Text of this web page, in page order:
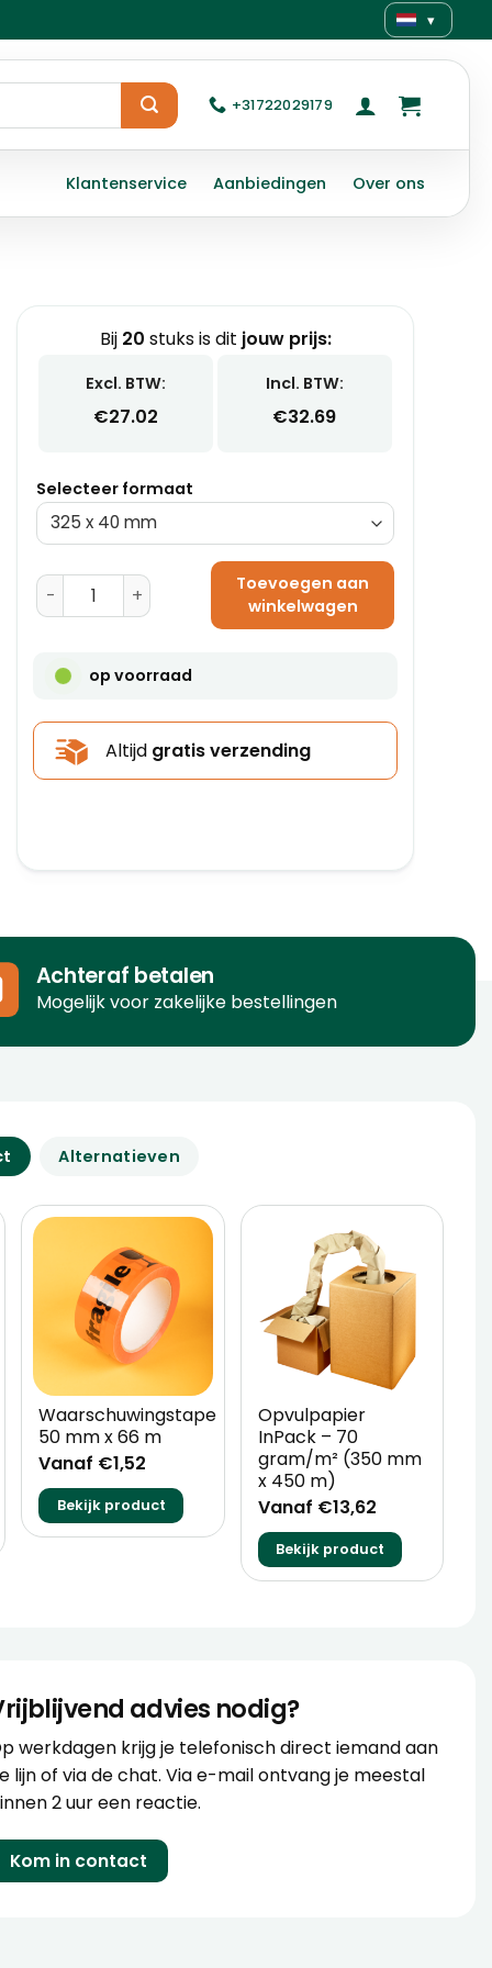
▾
+31722029179
Klantenservice Aanbiedingen Over ons
Bij 20 stuks is dit jouw prijs:
Excl. BTW:
€27.02
Incl. BTW:
€32.69
Selecteer formaat
Vierkante Kokerdozen (610 x 120 x 120 mm) aantal
Toevoegen aan
winkelwagen
op voorraad
Altijd gratis verzending
Achteraf betalen
Mogelijk voor zakelijke bestellingen
Alternatieven
Waarschuwingstape
50 mm x 66 m
Vanaf €1,52
Bekijk product
Opvulpapier
InPack – 70
gram/m² (350 mm
x 450 m)
Vanaf €13,62
Bekijk product
advies nodig?
werkdagen krijg je telefonisch direct iemand aan
lijn of via de chat. Via e-mail ontvang je meestal
2 uur een reactie.
Kom in contact